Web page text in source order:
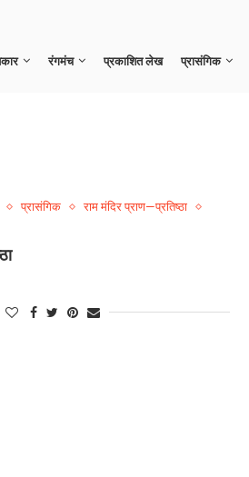
रंगमंच प्रकाशित लेख प्रासंगिक
प्रासंगिक
राम मंदिर प्राण—प्रतिष्ठा